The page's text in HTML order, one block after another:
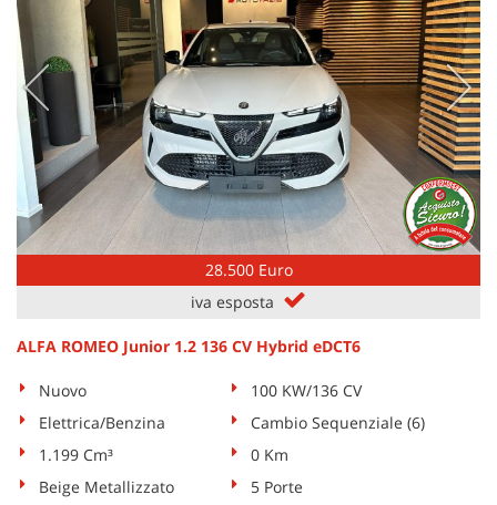
28.500 Euro
iva esposta
ALFA ROMEO Junior 1.2 136 CV Hybrid eDCT6
Nuovo
100 KW/136 CV
Elettrica/Benzina
Cambio Sequenziale (6)
1.199 Cm³
0 Km
Beige Metallizzato
5 Porte